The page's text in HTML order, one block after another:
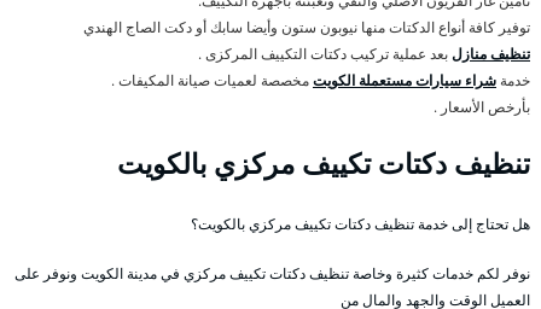
توفير كافة أنواع الدكتات منها نيوبون ستون وأيضا سابك أو دكت الصاج الهندي
تنظيف منازلبعد عملية تركيب دكتات التكييف المركزى .
خدمة شراء سيارات مستعملة الكويتمخصصة لعميات صيانة المكيفات .
بأرخص الأسعار .
تنظيف دكتات تكييف مركزي بالكويت
هل تحتاج إلى خدمة تنظيف دكتات تكييف مركزي بالكويت؟
نوفر لكم خدمات كثيرة وخاصة تنظيف دكتات تكييف مركزي في مدينة الكويت ونوفر على
العميل الوقت والجهد والمال من